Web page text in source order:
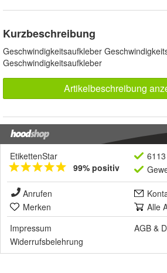
Kurzbeschreibung
Geschwindigkeitsaufkleber
Geschwindigkeitsaufkleber
Artikelbeschreibung
EtikettenStar
99% positiv
Anrufen
Merken
Alle
Impressum
AGB &
Widerrufsbelehrung